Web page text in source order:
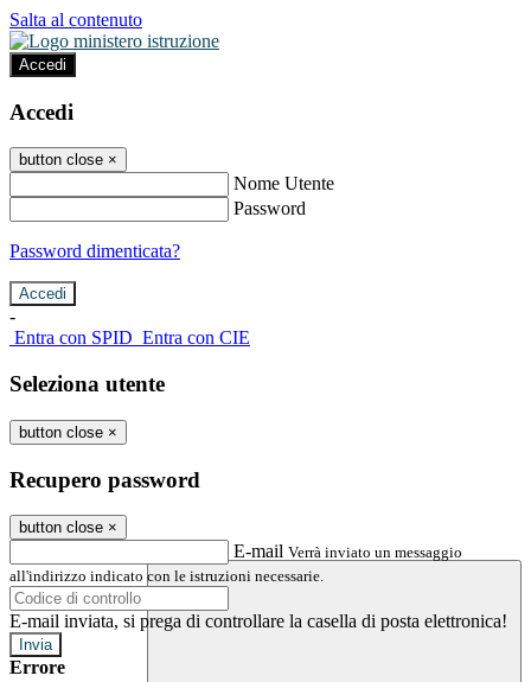
Salta al contenuto
Accedi
Accedi
button close ×
Nome Utente
Password
Password dimenticata?
-
Entra con SPID Entra con CIE
Seleziona utente
button close ×
Recupero password
button close ×
E-mail Verrà inviato un messaggio
all'indirizzo indicato con le istruzioni necessarie.
E-mail inviata, si prega di controllare la casella di posta elettronica!
Errore